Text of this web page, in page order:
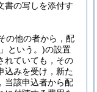
書の写しを添付す
の他の者から，配
という。)の設置
れていても，その
込みを受け，新た
当該申込者から配